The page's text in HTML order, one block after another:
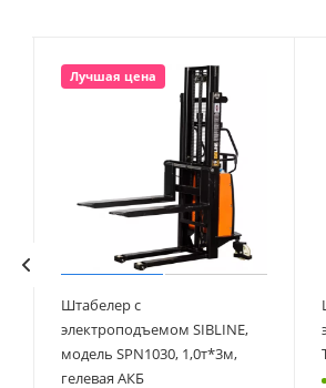
Лучшая цена
Штабелер с
электроподъемом SIBLINE,
модель SPN1030, 1,0т*3м,
гелевая АКБ